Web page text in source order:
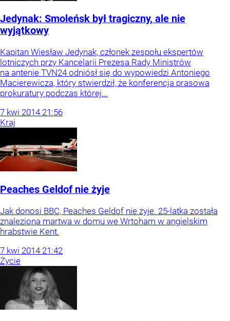
Jedynak: Smoleńsk był tragiczny, ale nie
wyjątkowy
Kapitan Wiesław Jedynak, członek zespołu ekspertów
lotniczych przy Kancelarii Prezesa Rady Ministrów
na antenie TVN24 odniósł się do wypowiedzi Antoniego
Macierewicza, który stwierdził, że konferencja prasowa
prokuratury podczas której...
7 kwi 2014 21:56
Kraj
Peaches Geldof nie żyje
Jak donosi BBC, Peaches Geldof nie żyje. 25-latka została
znaleziona martwa w domu we Wrtoham w angielskim
hrabstwie Kent.
7 kwi 2014 21:42
Życie